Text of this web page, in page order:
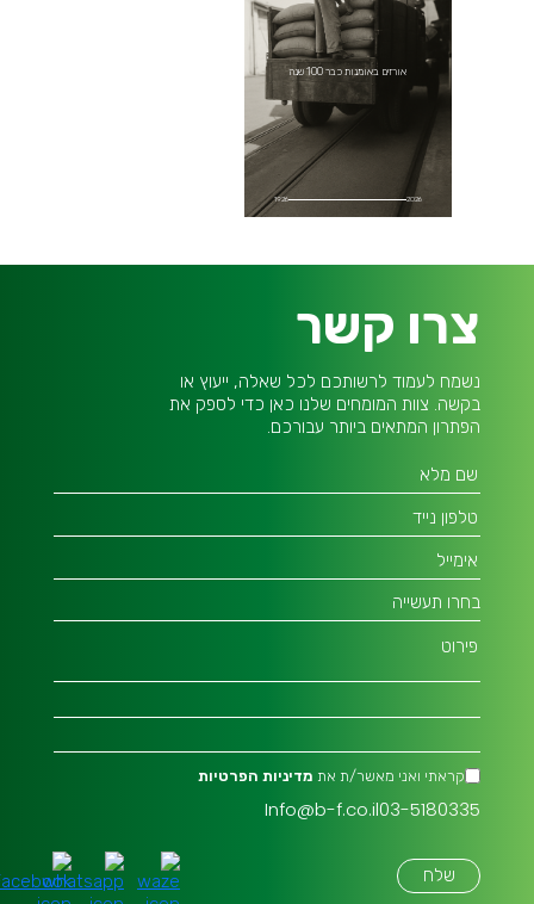
אורזים באומנות כבר 100 שנה
2026
1926
צרו קשר
נשמח לעמוד לרשותכם לכל שאלה, ייעוץ או
בקשה. צוות המומחים שלנו כאן כדי לספק את
הפתרון המתאים ביותר עבורכם.
קראתי ואני מאשר/ת אתמדיניות הפרטיות
03-5180335
Info@b-f.co.il
שלח